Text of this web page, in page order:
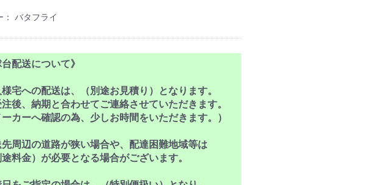
： バタフライ
台配送について》
宅への配送は、（別途お見積り）となります。
後、納期と合わせてご連絡させていただきます。
カーへ確認の為、少しお時間をいただきます。）
周辺の道路が狭い場合や、配達困難地域等は
料金）が必要となる場合がございます。